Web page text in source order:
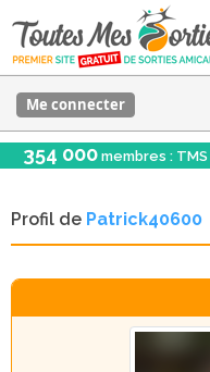
Me connecter
354 000 membres : TMS
Profil de Patrick40600